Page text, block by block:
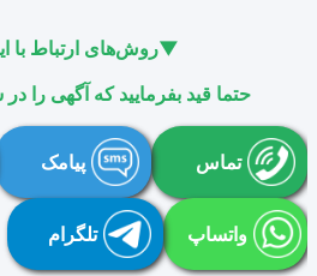
▼روش‌های ارتباط با
حتما قید بفرمایید که آگهی را
تماس پیامک
واتساپ تلگرام